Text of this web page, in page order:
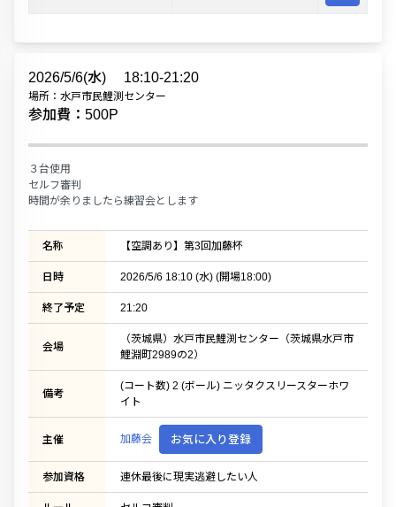
2026/5/6(水) 18:10-21:20
場所：水戸市民鯉渕センター
参加費：500P
３台使用
セルフ審判
時間が余りましたら練習会とします
名称 【空調あり】第3回加藤杯
日時 2026/5/6 18:10 (水) (開場18:00)
終了予定 21:20
会場
（茨城県）水戸市民鯉渕センター（茨城県水戸市
鯉淵町2989の2）
備考
(コート数) 2 (ボール) ニッタクスリースターホワ
イト
主催 加藤会 お気に入り登録
参加資格 連休最後に現実逃避したい人